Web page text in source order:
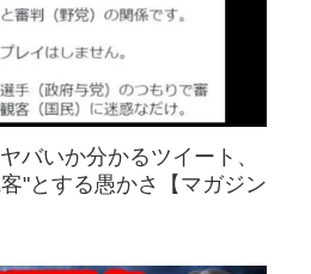
バいか分かるツイート、
"とする愚かさ【マガジン